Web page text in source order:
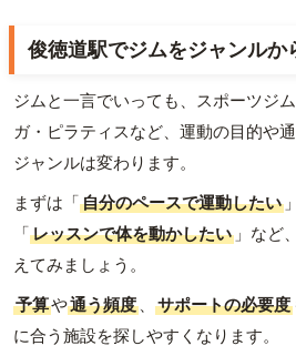
俊徳道駅でジムをジャンルか
ジムと一言でいっても、スポーツジ
ガ・ピラティスなど、運動の目的や
ジャンルは変わります。
まずは「自分のペースで運動したい
「レッスンで体を動かしたい 」など
えてみましょう。
予算や通う頻度 、 サポートの必要度
に合う施設を探しやすくなります。